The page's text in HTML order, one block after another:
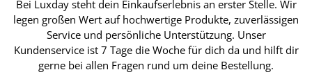
Bei Luxday steht dein Einkaufserlebnis an erster Stelle. Wir
legen großen Wert auf hochwertige Produkte, zuverlässigen
Service und persönliche Unterstützung. Unser
Kundenservice ist 7 Tage die Woche für dich da und hilft dir
gerne bei allen Fragen rund um deine Bestellung.